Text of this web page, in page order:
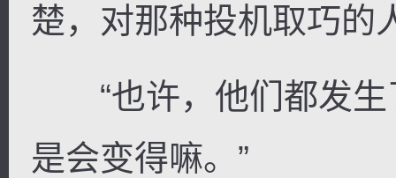
楚，对那种投机取巧的
“也许，他们都发生
是会变得嘛。”